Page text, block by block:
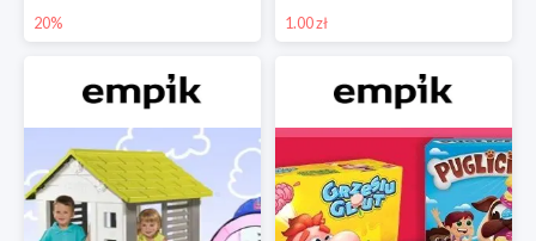
20% 1.00 zł